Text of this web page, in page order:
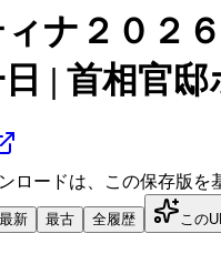
ナ２０２
| 首相官
ロードは、この保存版を
最新 最古 全履歴 この